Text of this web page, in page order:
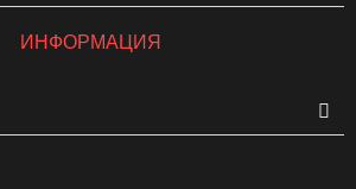
ИНФОРМАЦИЯ